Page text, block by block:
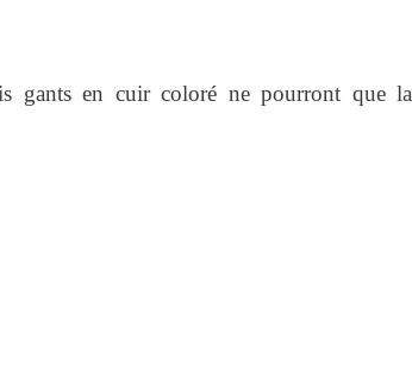
gants en cuir coloré ne pourront que la